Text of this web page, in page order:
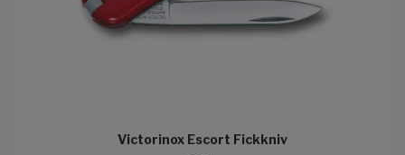
Victorinox Escort Fickkniv